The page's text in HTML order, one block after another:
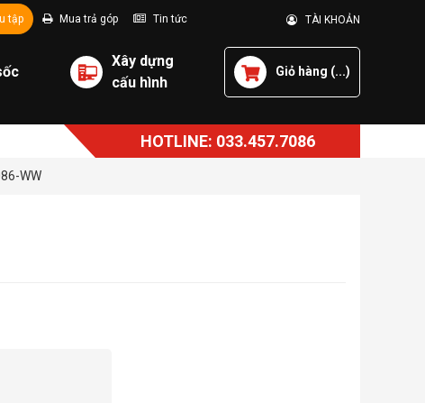
tập Mua trả góp Tin tức TÀI KHOẢN
Xây dựng
cấu hình
Giỏ hàng (...)
HOTLINE: 033.457.7086
WW